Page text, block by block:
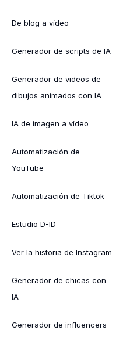
De blog a vídeo
Generador de scripts de IA
Generador de videos de
dibujos animados con IA
IA de imagen a vídeo
Automatización de
YouTube
Automatización de Tiktok
Estudio D-ID
Ver la historia de Instagram
Generador de chicas con
IA
Generador de influencers